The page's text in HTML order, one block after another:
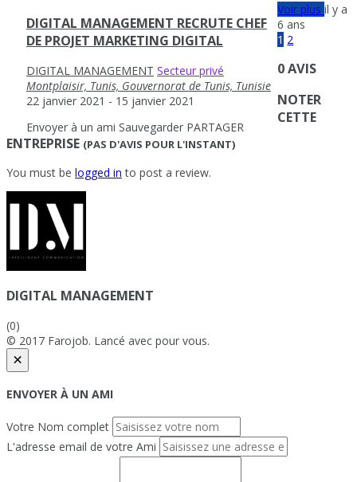
DIGITAL MANAGEMENT RECRUTE CHEF
DE PROJET MARKETING DIGITAL
DIGITAL MANAGEMENT Secteur privé
Montplaisir, Tunis, Gouvernorat de Tunis, Tunisie
22 janvier 2021 - 15 janvier 2021
Envoyer à un ami Sauvegarder PARTAGER
Voir plusil y a
6 ans
1 2
0 AVIS
NOTER
CETTE
ENTREPRISE (PAS D'AVIS POUR L'INSTANT)
You must be logged in to post a review.
DIGITAL MANAGEMENT
(0)
© 2017 Farojob. Lancé avec pour vous.
×
ENVOYER À UN AMI
Votre Nom complet
L'adresse email de votre Ami